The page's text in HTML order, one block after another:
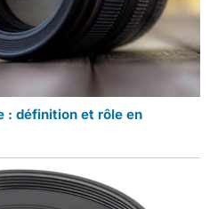
: définition et rôle en